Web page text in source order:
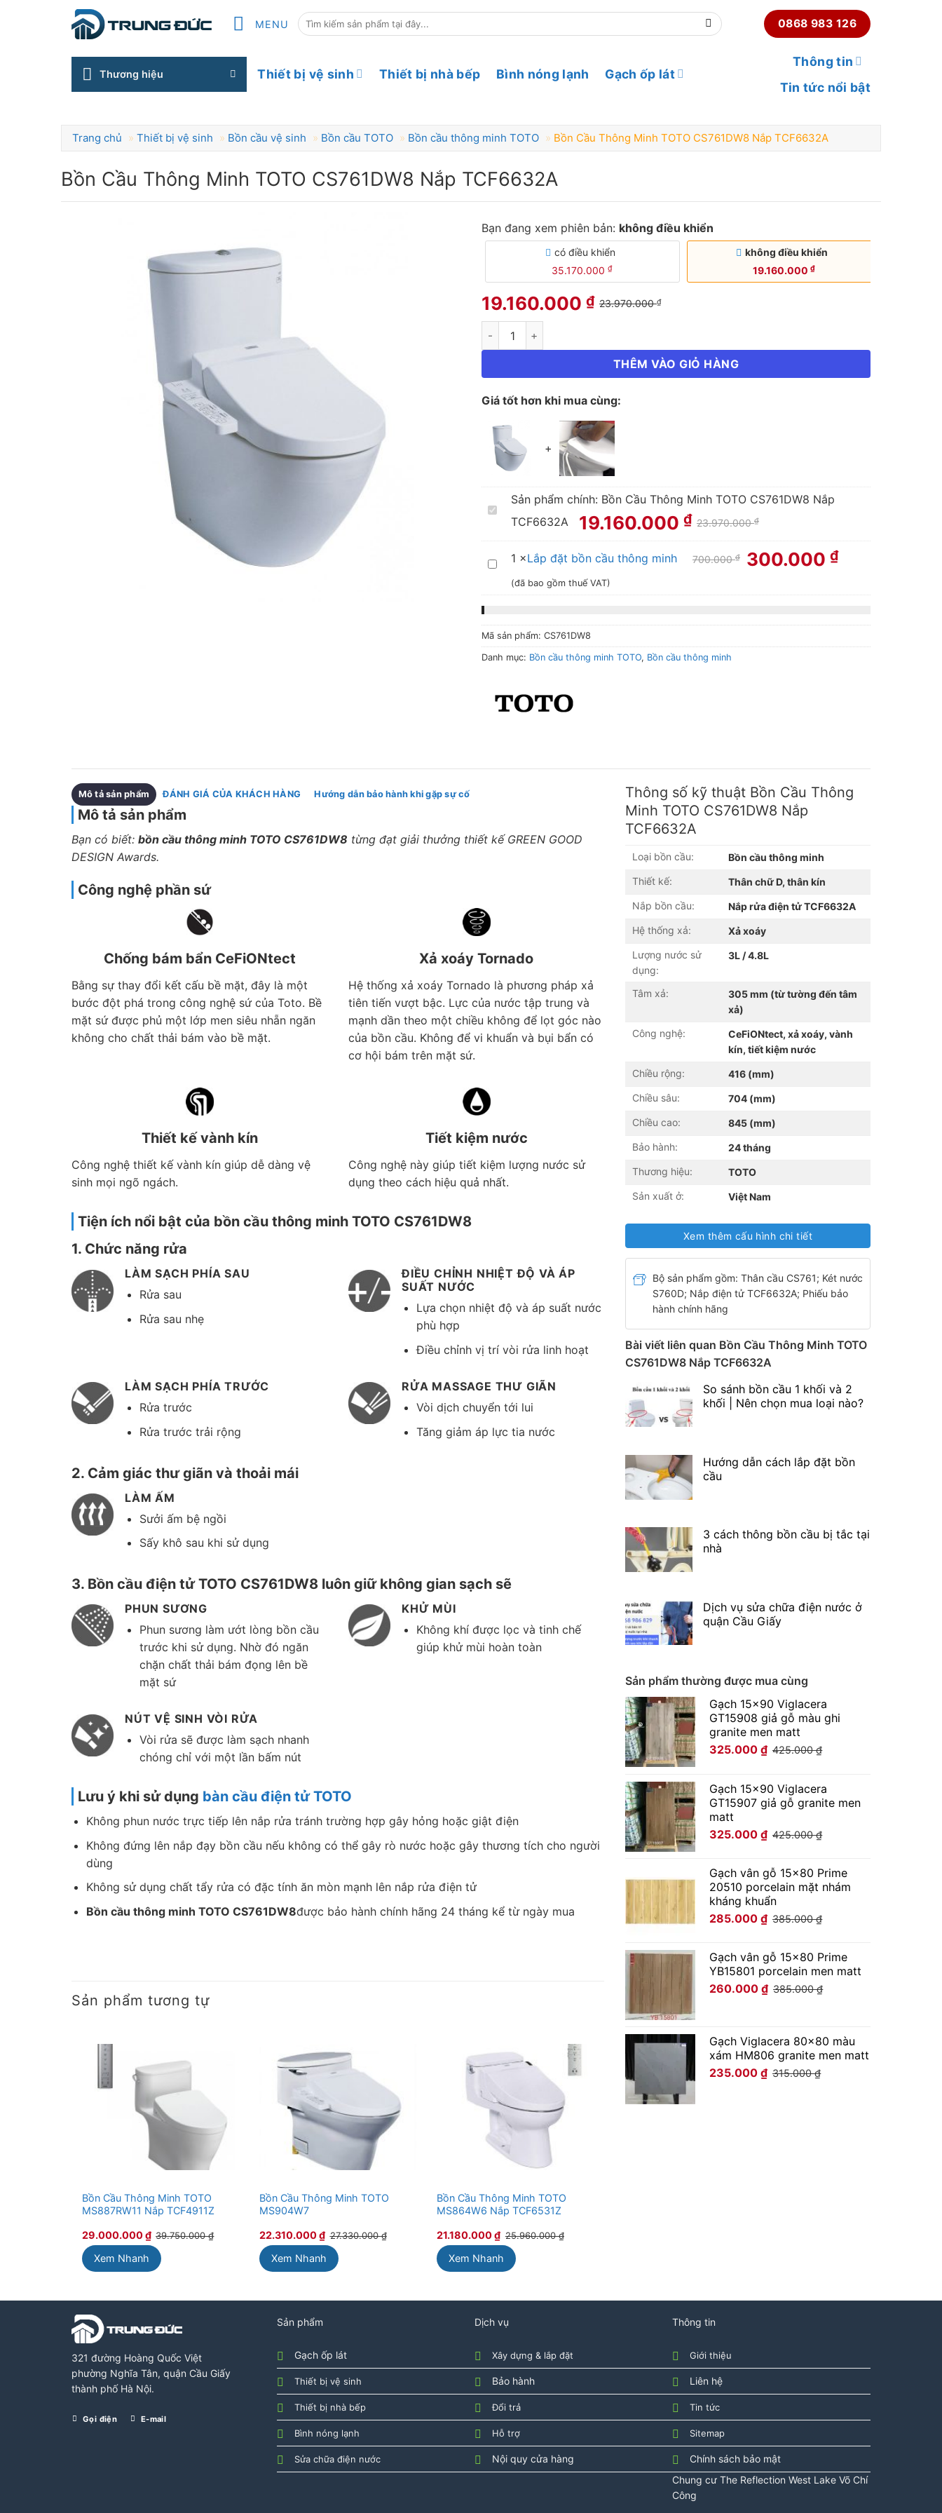
MENU
Tìm
0868 983 126
Thương hiệu Thiết bị vệ sinh Thiết bị nhà bếp Bình nóng lạnh Gạch ốp lát
Thông tin
Tin tức nổi bật
Trang chủ » Thiết bị vệ sinh » Bồn cầu vệ sinh » Bồn cầu TOTO » Bồn cầu thông minh TOTO » Bồn Cầu Thông Minh TOTO CS761DW8 Nắp TCF6632A
Bồn Cầu Thông Minh TOTO CS761DW8 Nắp TCF6632A
Bạn đang xem phiên bản: không điều khiển
có điều khiển
35.170.000₫
không điều khiển
19.160.000 ₫
19.160.000 ₫ 23.970.000₫
Bồn Cầu Thông Minh TOTO CS761DW8 Nắp TCF6632A số lượng
THÊM VÀO GIỎ HÀNG
Giá tốt hơn khi mua cùng:
+
Bồn
Thông
Minh
CS761DW8
Nắp
Sản phẩm chính: Bồn Cầu Thông Minh TOTO CS761DW8 Nắp
TCF6632A
19.160.000 ₫ 23.970.000₫
Lắp
cầu
thông
1 ×Lắp đặt bồn cầu thông minh 700.000₫
Giá
gốc
300.000₫Giá
300.000 ₫.
(đã bao gồm thuế VAT)
Mã sản phẩm: CS761DW8
Danh mục: Bồn cầu thông minh TOTO, Bồn cầu thông minh
Mô tả sản phẩm ĐÁNH GIÁ CỦA KHÁCH HÀNG Hướng dẫn bảo hành khi gặp sự cố
Mô tả sản phẩm
Bạn có biết: bồn cầu thông minh TOTO CS761DW8 từng đạt giải thưởng thiết kế GREEN GOOD
DESIGN Awards.
Công nghệ phần sứ
Chống bám bẩn CeFiONtect
Bằng sự thay đổi kết cấu bề mặt, đây là một
bước đột phá trong công nghệ sứ của Toto. Bề
mặt sứ được phủ một lớp men siêu nhẵn ngăn
không cho chất thải bám vào bề mặt.
Xả xoáy Tornado
Hệ thống xả xoáy Tornado là phương pháp xả
tiên tiến vượt bậc. Lực của nước tập trung và
mạnh dần theo một chiều không để lọt góc nào
của bồn cầu. Không để vi khuẩn và bụi bẩn có
cơ hội bám trên mặt sứ.
Thiết kế vành kín
Công nghệ thiết kế vành kín giúp dễ dàng vệ
sinh mọi ngõ ngách.
Tiết kiệm nước
Công nghệ này giúp tiết kiệm lượng nước sử
dụng theo cách hiệu quả nhất.
Tiện ích nổi bật của bồn cầu thông minh TOTO CS761DW8
1. Chức năng rửa
LÀM SẠCH PHÍA SAU
Rửa sau
Rửa sau nhẹ
ĐIỀU CHỈNH NHIỆT ĐỘ VÀ ÁP
SUẤT NƯỚC
Lựa chọn nhiệt độ và áp suất nước
phù hợp
Điều chỉnh vị trí vòi rửa linh hoạt
LÀM SẠCH PHÍA TRƯỚC
Rửa trước
Rửa trước trải rộng
RỬA MASSAGE THƯ GIÃN
Vòi dịch chuyển tới lui
Tăng giảm áp lực tia nước
2. Cảm giác thư giãn và thoải mái
LÀM ẤM
Sưởi ấm bệ ngồi
Sấy khô sau khi sử dụng
3. Bồn cầu điện tử TOTO CS761DW8 luôn giữ không gian sạch sẽ
PHUN SƯƠNG
Phun sương làm ướt lòng bồn cầu
trước khi sử dụng. Nhờ đó ngăn
chặn chất thải bám đọng lên bề
mặt sứ
KHỬ MÙI
Không khí được lọc và tinh chế
giúp khử mùi hoàn toàn
NÚT VỆ SINH VÒI RỬA
Vòi rửa sẽ được làm sạch nhanh
chóng chỉ với một lần bấm nút
Lưu ý khi sử dụng bàn cầu điện tử TOTO
Không phun nước trực tiếp lên nắp rửa tránh trường hợp gây hỏng hoặc giật điện
Không đứng lên nắp đạy bồn cầu nếu không có thể gây rò nước hoặc gây thương tích cho người
dùng
Không sử dụng chất tẩy rửa có đặc tính ăn mòn mạnh lên nắp rửa điện tử
Bồn cầu thông minh TOTO CS761DW8được bảo hành chính hãng 24 tháng kể từ ngày mua
Sản phẩm tương tự
Bồn Cầu Thông Minh TOTO
MS887RW11 Nắp TCF4911Z
29.000.000₫ 39.750.000₫
Xem Nhanh
Bồn Cầu Thông Minh TOTO
MS904W7
22.310.000₫ 27.330.000₫
Xem Nhanh
Bồn Cầu Thông Minh TOTO
MS864W6 Nắp TCF6531Z
21.180.000₫ 25.960.000₫
Xem Nhanh
Thông số kỹ thuật Bồn Cầu Thông
Minh TOTO CS761DW8 Nắp
TCF6632A
Loại bồn cầu:
Bồn cầu thông minh
Thiết kế:
Thân chữ D, thân kín
Nắp bồn cầu:
Nắp rửa điện tử TCF6632A
Hệ thống xả:
Xả xoáy
Lượng nước sử
dụng:
3L / 4.8L
Tâm xả:
305 mm (từ tường đến tâm
xả)
Công nghệ:
CeFiONtect, xả xoáy, vành
kín, tiết kiệm nước
Chiều rộng:
416 (mm)
Chiều sâu:
704 (mm)
Chiều cao:
845 (mm)
Bảo hành:
24 tháng
Thương hiệu:
TOTO
Sản xuất ở:
Việt Nam
Xem thêm cấu hình chi tiết
Bộ sản phẩm gồm: Thân cầu CS761; Két nước
S760D; Nắp điện tử TCF6632A; Phiếu bảo
hành chính hãng
Bài viết liên quan Bồn Cầu Thông Minh TOTO
CS761DW8 Nắp TCF6632A
So sánh bồn cầu 1 khối và 2
khối | Nên chọn mua loại nào?
Hướng dẫn cách lắp đặt bồn
cầu
3 cách thông bồn cầu bị tắc tại
nhà
Dịch vụ sửa chữa điện nước ở
quận Cầu Giấy
Sản phẩm thường được mua cùng
Gạch 15x90 Viglacera
GT15908 giả gỗ màu ghi
granite men matt
325.000 ₫ 425.000₫
Gạch 15x90 Viglacera
GT15907 giả gỗ granite men
matt
325.000 ₫ 425.000₫
Gạch vân gỗ 15x80 Prime
20510 porcelain mặt nhám
kháng khuẩn
285.000 ₫ 385.000₫
Gạch vân gỗ 15x80 Prime
YB15801 porcelain men matt
260.000 ₫ 385.000₫
Gạch Viglacera 80x80 màu
xám HM806 granite men matt
235.000 ₫ 315.000₫
321 đường Hoàng Quốc Việt
phường Nghĩa Tân, quận Cầu Giấy
thành phố Hà Nội.
Gọi điện E-mail
Sản phẩm
Gạch ốp lát
Thiết bị vệ sinh
Thiết bị nhà bếp
Bình nóng lạnh
Sửa chữa điện nước
Dịch vụ
Xây dựng & lắp đặt
Bảo hành
Đổi trả
Hỗ trợ
Nội quy cửa hàng
Thông tin
Giới thiệu
Liên hệ
Tin tức
Sitemap
Chính sách bảo mật
Chung cưThe Reflection West Lake Võ Chí
Công